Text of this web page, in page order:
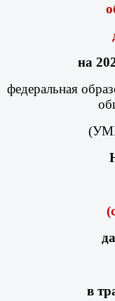
на
федеральная
в